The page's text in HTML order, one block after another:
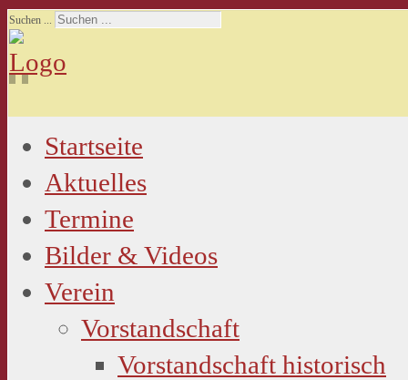
Suchen ...
Startseite
Aktuelles
Termine
Bilder & Videos
Verein
Vorstandschaft
Vorstandschaft historisch